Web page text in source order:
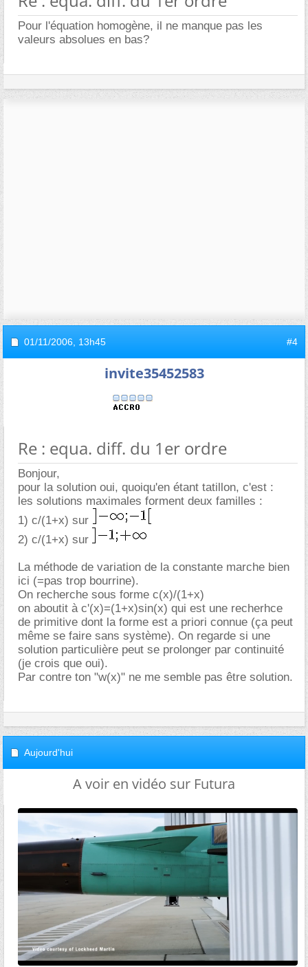
Pour l'équation homogène, il ne manque pas les
valeurs absolues en bas?
01/11/2006, 13h45 #4
invite35452583
Re : equa. diff. du 1er ordre
Bonjour,
pour la solution oui, quoiqu'en étant tatillon, c'est :
les solutions maximales forment deux familles :
1) c/(1+x) sur
2) c/(1+x) sur
La méthode de variation de la constante marche bien
ici (=pas trop bourrine).
On recherche sous forme c(x)/(1+x)
on aboutit à c'(x)=(1+x)sin(x) qui est une recherhce
de primitive dont la forme est a priori connue (ça peut
même se faire sans système). On regarde si une
solution particulière peut se prolonger par continuité
(je crois que oui).
Par contre ton "w(x)" ne me semble pas être solution.
Aujourd'hui
A voir en vidéo sur Futura